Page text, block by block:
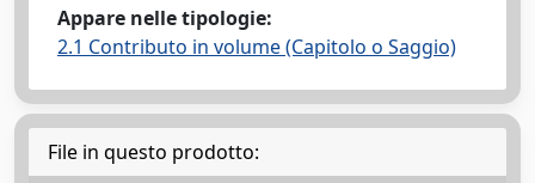
Appare nelle tipologie:
2.1 Contributo in volume (Capitolo o Saggio)
File in questo prodotto: